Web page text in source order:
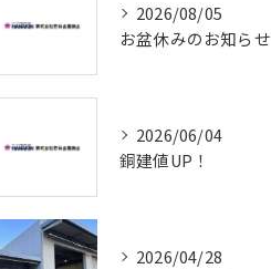
2026/08/05
お盆休みのお知らせ
2026/06/04
銅建値UP！
2026/04/28